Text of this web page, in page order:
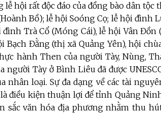
hội rất độc đáo của đồng bào dân tộc
Bồ); lễ hội Soóng Cọ; lễ hội đình
Trà Cổ (Móng Cái), lễ hội Vân Đồn
Bạch Đằng (thị xã Quảng Yên), hội
hành Then của người Tày, Nùng,
người Tày ở Bình Liêu đã được
nhân loại. Sự đa dạng về các tài
là điều kiện thuận lợi để tỉnh Quảng
sắc văn hóa địa phương nhằm thu